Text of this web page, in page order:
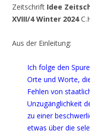
Zeitschrift Idee
XVIII/4 Winter 2024
Aus der Einleitung:
Ich folge den
Orte und Worte,
Fehlen von
Unzugänglichkeit
zu einer
etwas über die